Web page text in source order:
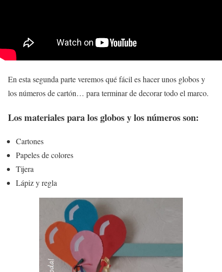
En esta segunda parte veremos qué fácil es hacer unos globos y
los númerosde cartón… para terminar de decorar todo el marco.
Losmaterialespara los globos y los números son:
Cartones
Papeles de colores
Tijera
Lápiz y regla